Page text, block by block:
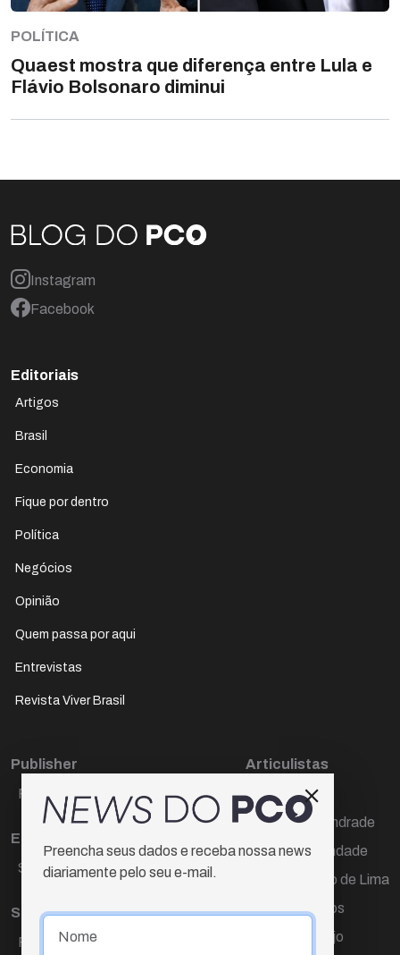
POLÍTICA
Quaest mostra que diferença entre Lula e
Flávio Bolsonaro diminui
Instagram
Facebook
Editoriais
Artigos
Brasil
Economia
Fique por dentro
Política
Negócios
Opinião
Quem passa por aqui
Entrevistas
Revista Viver Brasil
Publisher
Paulo Cesar de Oliveira
Editora Chefe
Sueli Cotta
Sub-editora
Raquel Ayres
Articulistas
Décio Freire
Dr Marcos Andrade
Hamilton Trindade
Igor Carvalho de Lima
Mario Campos
Renata Araújo
Preencha seus dados e receba nossa news
diariamente pelo seu e-mail.